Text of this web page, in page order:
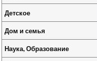
Детское
Дом и семья
Наука, Образование